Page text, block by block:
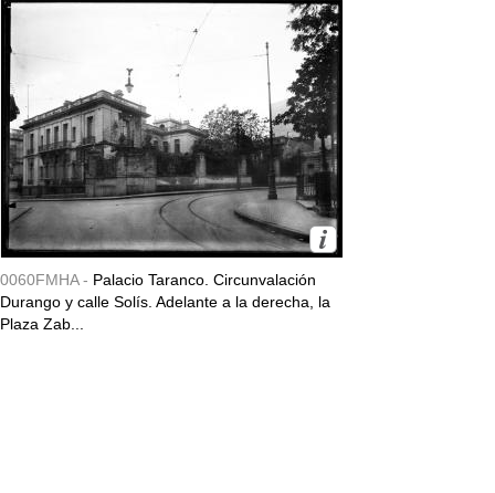
0060FMHA - Palacio Taranco. Circunvalación
Durango y calle Solís. Adelante a la derecha, la
Plaza Zab...